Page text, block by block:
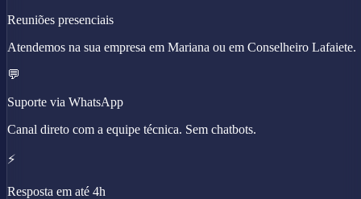
Reuniões presenciais
Atendemos na sua empresa em Mariana ou em Conselheiro Lafaiete.
💬
Suporte via WhatsApp
Canal direto com a equipe técnica. Sem chatbots.
⚡
Resposta em até 4h